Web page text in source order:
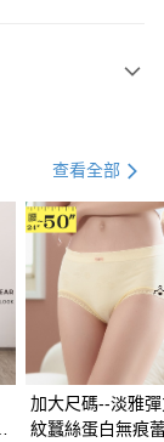
查看全部
加大尺碼--淡雅
紋蠶絲蛋白無痕